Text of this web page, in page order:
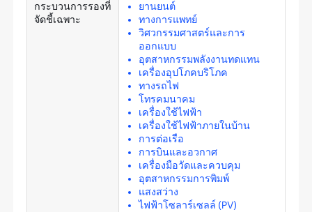
กระบวนการรองที่
จัดชี้เฉพาะ
ยานยนต์
ทางการแพทย์
วิศวกรรมศาสตร์และการ
ออกแบบ
อุตสาหกรรมพลังงานทดแทน
เครื่องอุปโภคบริโภค
ทางรถไฟ
โทรคมนาคม
เครื่องใช้ไฟฟ้า
เครื่องใช้ไฟฟ้าภายในบ้าน
การต่อเรือ
การบินและอวกาศ
เครื่องมือวัดและควบคุม
อุตสาหกรรมการพิมพ์
แสงสว่าง
ไฟฟ้าโซลาร์เซลล์ (PV)